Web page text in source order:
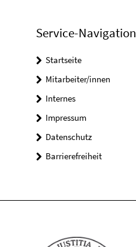
Service-Navigation
Startseite
Mitarbeiter/innen
Internes
Impressum
Datenschutz
Barrierefreiheit